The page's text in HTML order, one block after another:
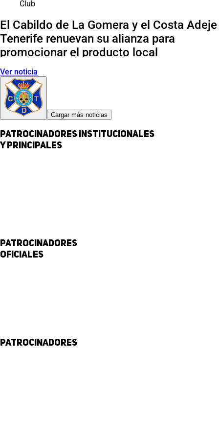
Club
El Cabildo de La Gomera y el Costa Adeje
Tenerife renuevan su alianza para
promocionar el producto local
Ver noticia
Cargar más noticias
Patrocinadores institucionales
y principales
Patrocinadores
Oficiales
Patrocinadores